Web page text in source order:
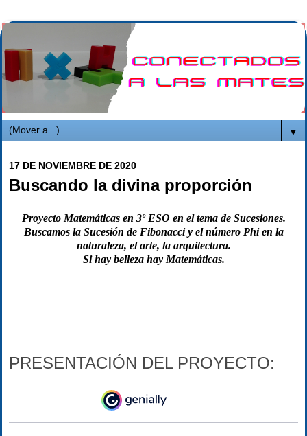
▼
17 DE NOVIEMBRE DE 2020
Buscando la divina proporción
Proyecto Matemáticas en 3º ESO en el tema de Sucesiones.
Buscamos la Sucesión de Fibonacci y el número Phi en la
naturaleza, el arte, la arquitectura.
Si hay belleza hay Matemáticas.
PRESENTACIÓN DEL PROYECTO: